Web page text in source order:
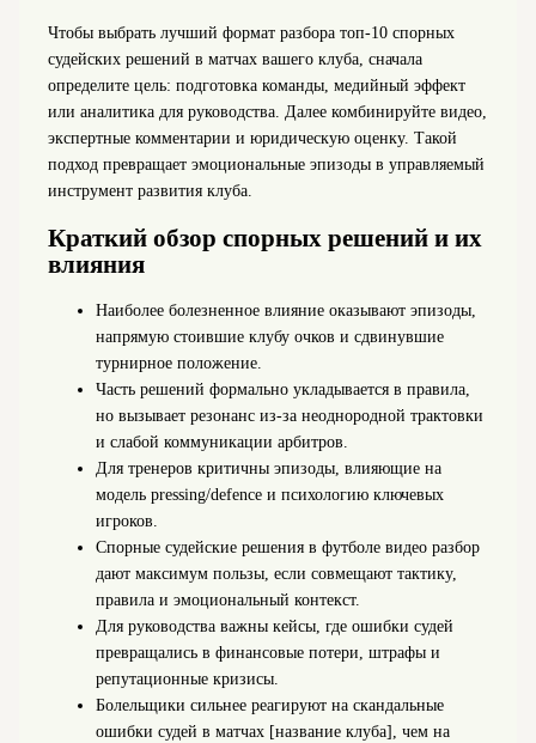
Чтобы выбрать лучший формат разбора топ‑10 спорных
судейских решений в матчах вашего клуба, сначала
определите цель: подготовка команды, медийный эффект
или аналитика для руководства. Далее комбинируйте видео,
экспертные комментарии и юридическую оценку. Такой
подход превращает эмоциональные эпизоды в управляемый
инструмент развития клуба.
Краткий обзор спорных решений и их
влияния
Наиболее болезненное влияние оказывают эпизоды,
напрямую стоившие клубу очков и сдвинувшие
турнирное положение.
Часть решений формально укладывается в правила,
но вызывает резонанс из‑за неоднородной трактовки
и слабой коммуникации арбитров.
Для тренеров критичны эпизоды, влияющие на
модель pressing/defence и психологию ключевых
игроков.
Спорные судейские решения в футболе видео разбор
дают максимум пользы, если совмещают тактику,
правила и эмоциональный контекст.
Для руководства важны кейсы, где ошибки судей
превращались в финансовые потери, штрафы и
репутационные кризисы.
Болельщики сильнее реагируют на скандальные
ошибки судей в матчах [название клуба], чем на